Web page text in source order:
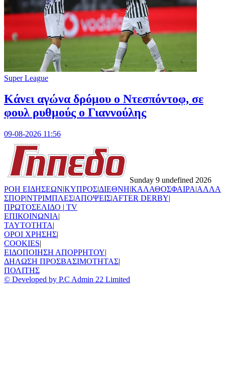
Super League
Kάνει αγώνα δρόμου ο Ντεσπόντοφ, σε
φουλ ρυθμούς ο Γιαννούλης
09-08-2026 11:56
Sunday 9 undefined 2026
ΡΟΗ ΕΙΔΗΣΕΩΝ|ΚΥΠΡΟΣ|ΔΙΕΘΝΗ|ΚΑΛΑΘΟΣΦΑΙΡΑ|ΑΛΛΑ
ΣΠΟΡ|ΝΤΡΙΜΠΛΕΣ|ΑΠΟΨΕΙΣ|AFTER DERBY|
ΠΡΩΤΟΣΕΛΙΔΟ | TV
ΕΠΙΚΟΙΝΩΝΙΑ|
TAYTOTHTA|
ΟΡΟΙ ΧΡΗΣΗΣ|
COOKIES|
ΕΙΔΟΠΟΙΗΣΗ ΑΠΟΡΡΗΤΟΥ|
ΔΗΛΩΣΗ ΠΡΟΣΒΑΣΙΜΟΤΗΤΑΣ|
ΠΟΛΙΤΗΣ
© Developed by P.C Admin 22 Limited